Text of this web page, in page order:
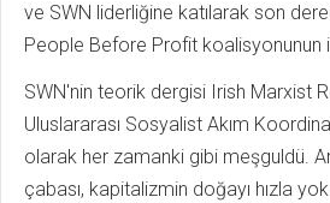
ve SWN liderliğine katılarak son
People Before Profit koalisyonunun
SWN'nin teorik dergisi Irish Marxist
Uluslararası Sosyalist Akım
olarak her zamanki gibi meşguldü.
çabası, kapitalizmin doğayı hızla